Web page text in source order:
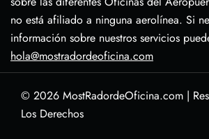
no está afiliado a ninguna aerolínea. Si
información sobre nuestros servicios
hola@mostradordeoficina.com
© 2026 MostRadordeOficina.com |
Los Derechos